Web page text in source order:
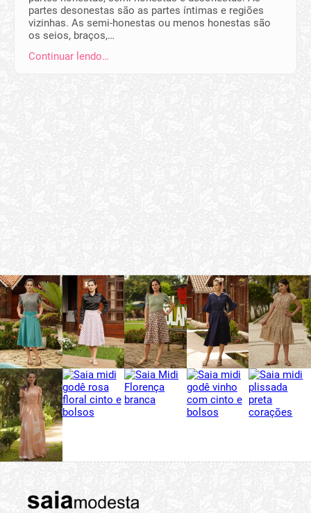
partes desonestas são as partes íntimas e regiões
vizinhas. As semi-honestas ou menos honestas são
os seios, braços,…
Continuar lendo…